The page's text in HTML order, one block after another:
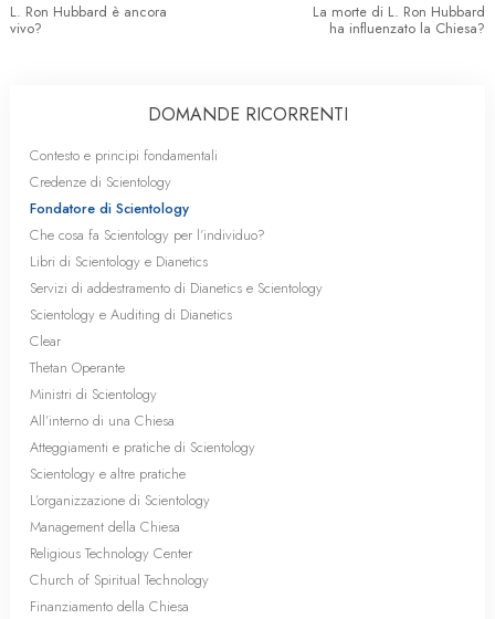
L. Ron Hubbard è ancora
vivo?
La morte di L. Ron Hubbard
ha influenzato la Chiesa?
DOMANDE RICORRENTI
Contesto e principi fondamentali
Credenze di Scientology
Fondatore di Scientology
Che cosa fa Scientology per l’individuo?
Libri di Scientology e Dianetics
Servizi di addestramento di Dianetics e Scientology
Scientology e Auditing di Dianetics
Clear
Thetan Operante
Ministri di Scientology
All’interno di una Chiesa
Atteggiamenti e pratiche di Scientology
Scientology e altre pratiche
L’organizzazione di Scientology
Management della Chiesa
Religious Technology Center
Church of Spiritual Technology
Finanziamento della Chiesa